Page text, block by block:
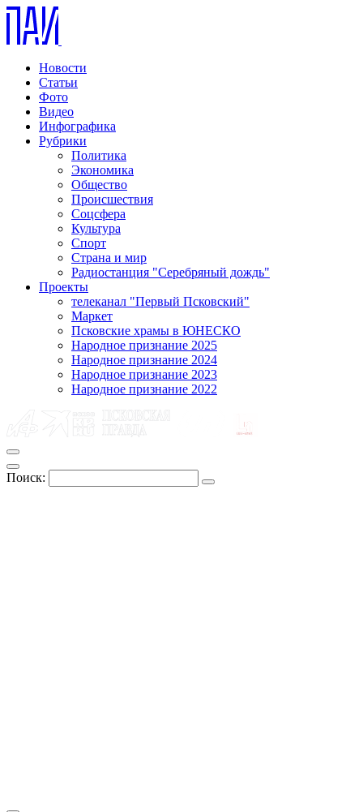
Новости
Статьи
Фото
Видео
Инфографика
Рубрики
Политика
Экономика
Общество
Происшествия
Соцсфера
Культура
Спорт
Страна и мир
Радиостанция "Серебряный дождь"
Проекты
телеканал "Первый Псковский"
Маркет
Псковские храмы в ЮНЕСКО
Народное признание 2025
Народное признание 2024
Народное признание 2023
Народное признание 2022
Поиск: